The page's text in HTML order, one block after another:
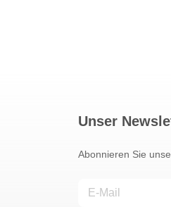
Unser
Abonnieren Sie